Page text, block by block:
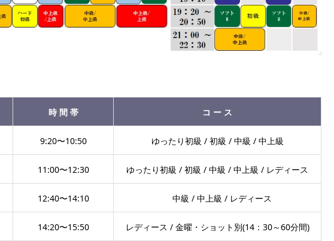
時 間 帯 コ ー ス
9:20〜10:50 ゆったり初級 / 初級 / 中級 / 中上級
11:00〜12:30 ゆったり初級 / 初級 / 中級 / 中上級 / レディース
12:40〜14:10 中級 / 中上級 / レディース
14:20〜15:50 レディース / 金曜・ショット別(14：30～60分間)